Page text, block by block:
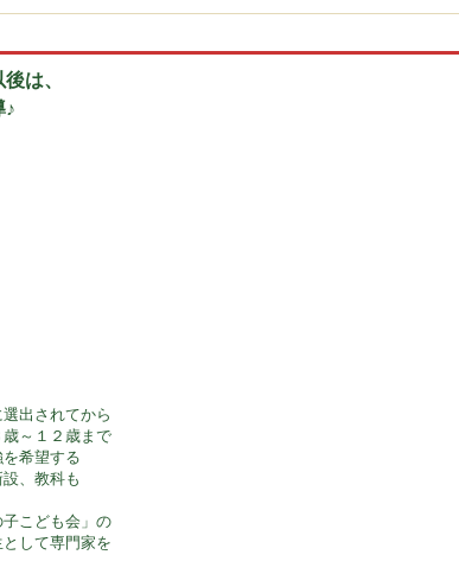
は、
♪
出されてから
～１２歳まで
希望する
、教科も
こども会」の
して専門家を